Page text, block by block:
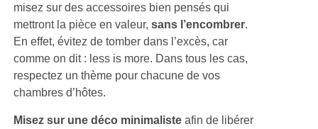
misez sur des accessoires bien pensés qui
mettront la pièce en valeur,sans l’encombrer.
En effet, évitez de tomber dans l’excès, car
comme on dit : less is more. Dans tous les cas,
respectez un thème pour chacune de vos
chambres d’hôtes.
Misez sur une déco minimaliste afin de libérer